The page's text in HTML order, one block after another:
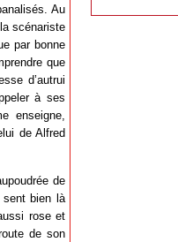
Au
scénariste
par bonne
que
d’autrui
à ses
enseigne,
de Alfred
de
sent bien là
rose et
de son